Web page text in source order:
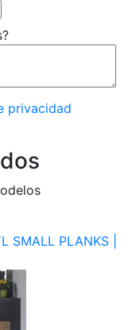
privacidad